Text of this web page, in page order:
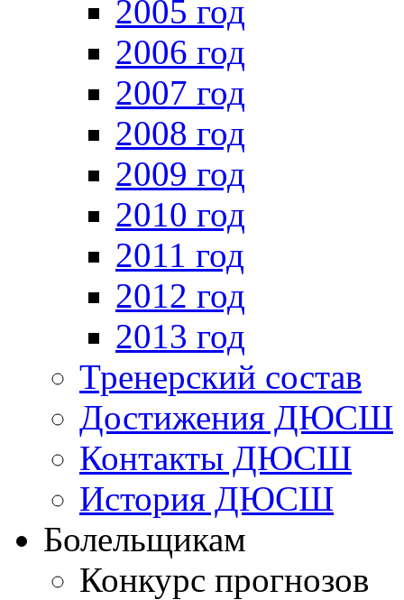
2005 год
2006 год
2007 год
2008 год
2009 год
2010 год
2011 год
2012 год
2013 год
Тренерский состав
Достижения ДЮСШ
Контакты ДЮСШ
История ДЮСШ
Болельщикам
Конкурс прогнозов